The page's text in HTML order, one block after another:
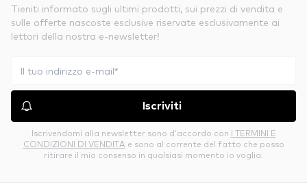
Tieniti informato sugli ultimi prodotti, sui prezzi di vendita e
sulle offerte nascoste esclusive riservate esclusivamente ai
lettori della nostra e-newsletter!
Iscriviti
Iscrivendomi alla newsletter sono d’accordo con I TERMINI E
CONDIZIONI DI VENDITA e sono al corrente del fatto che posso
ritirare il mio consenso in qualsiasi momento io voglia.